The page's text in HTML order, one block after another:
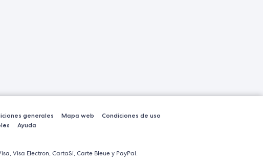
generales Mapa web
Condiciones de uso
Ayuda
Visa Electron, CartaSi, Carte Bleue y PayPal.